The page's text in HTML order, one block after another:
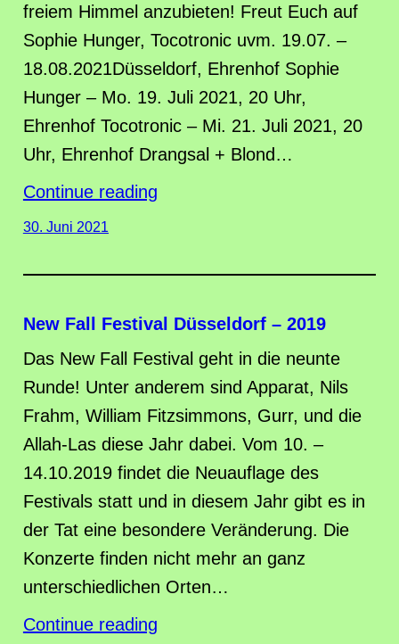
freiem Himmel anzubieten! Freut Euch auf
Sophie Hunger, Tocotronic uvm. 19.07. –
18.08.2021Düsseldorf, Ehrenhof Sophie
Hunger – Mo. 19. Juli 2021, 20 Uhr,
Ehrenhof Tocotronic – Mi. 21. Juli 2021, 20
Uhr, Ehrenhof Drangsal + Blond…
Continue reading
30. Juni 2021
New Fall Festival Düsseldorf – 2019
Das New Fall Festival geht in die neunte
Runde! Unter anderem sind Apparat, Nils
Frahm, William Fitzsimmons, Gurr, und die
Allah-Las diese Jahr dabei. Vom 10. –
14.10.2019 findet die Neuauflage des
Festivals statt und in diesem Jahr gibt es in
der Tat eine besondere Veränderung. Die
Konzerte finden nicht mehr an ganz
unterschiedlichen Orten…
Continue reading